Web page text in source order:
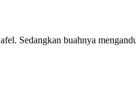
Sedangkan buahnya